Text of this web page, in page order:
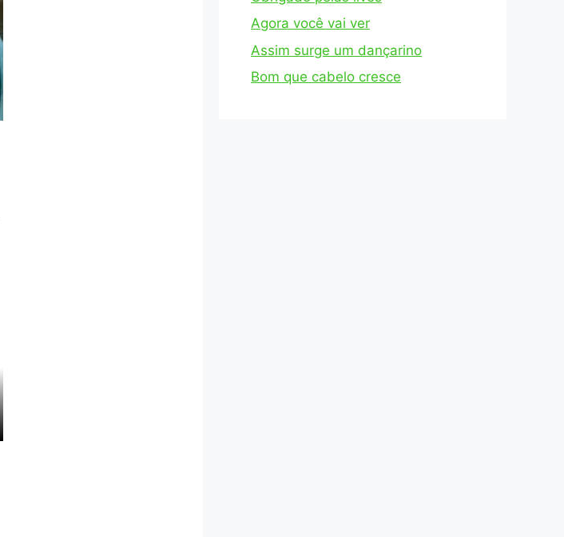
Agora você vai ver
Assim surge um dançarino
Bom que cabelo cresce